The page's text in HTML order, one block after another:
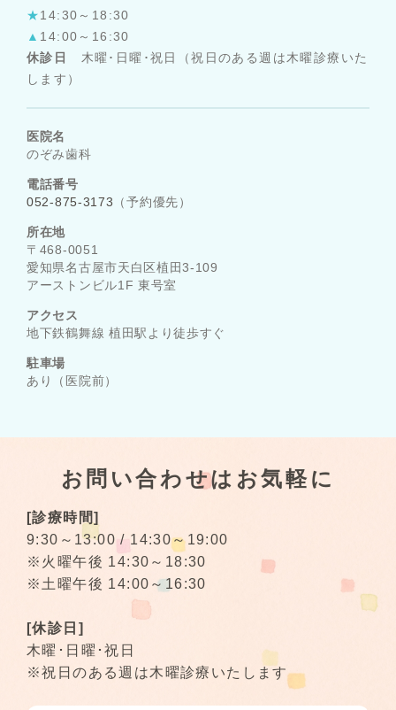
★14:30～18:30
▲ 14:00～16:30
休診日
木曜･日曜･祝日（祝日のある週は木曜診療いた
します）
医院名
のぞみ歯科
電話番号
052-875-3173 （予約優先）
所在地
〒468-0051
愛知県名古屋市天白区植田3-109
アーストンビル1F 東号室
アクセス
地下鉄鶴舞線 植田駅より徒歩すぐ
駐車場
あり（医院前）
お問い合わせはお気軽に
[診療時間]
9:30～13:00 / 14:30～19:00
※火曜午後 14:30～18:30
※土曜午後 14:00～16:30
[休診日]
木曜･日曜･祝日
※祝日のある週は木曜診療いたします